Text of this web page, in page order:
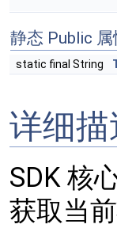
静态 Public 属
static final String
详细描
SDK 核
获取当